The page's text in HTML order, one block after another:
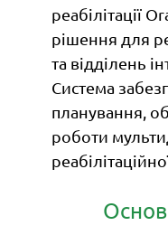
реабілітації
рішення для
та відділень
Система
планування,
роботи